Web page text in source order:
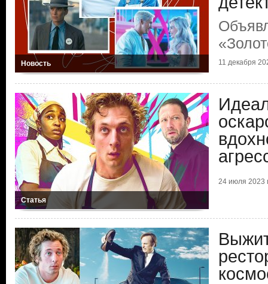
Новость 11 декабря
Статья
24 июля 2023